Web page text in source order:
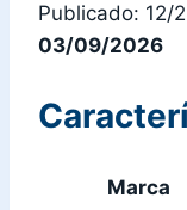
Publicado: 12/
03/09/2026
Marca